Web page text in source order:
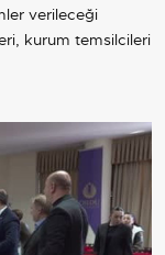
verileceği
kurum temsilcileri